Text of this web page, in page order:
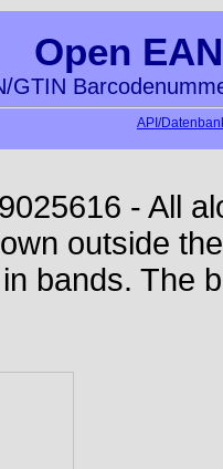
Open
GTIN
API/
- All
outside
bands. The